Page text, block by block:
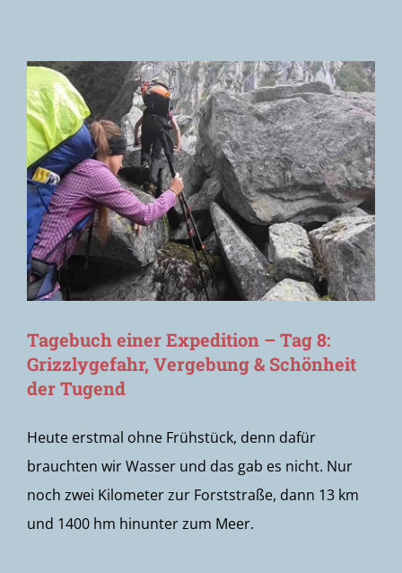
Tagebuch einer Expedition – Tag 8:
Grizzlygefahr, Vergebung & Schönheit
der Tugend
Heute erstmal ohne Frühstück, denn dafür
brauchten wir Wasser und das gab es nicht. Nur
noch zwei Kilometer zur Forststraße, dann 13 km
und 1400 hm hinunter zum Meer.